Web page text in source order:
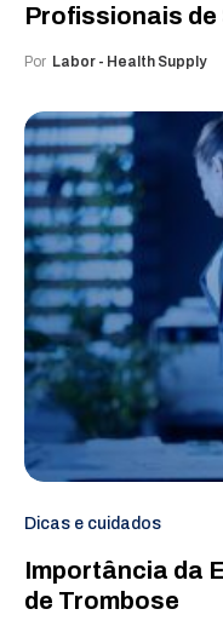
Profissionais de
Por Labor - Health Supply
Dicas e cuidados
Importância da
de Trombose